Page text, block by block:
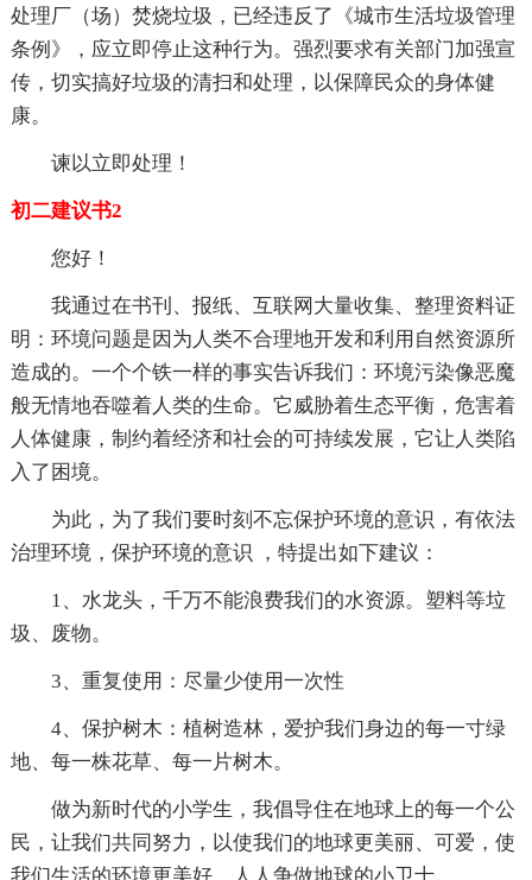
处理厂（场）焚烧垃圾，已经违反了《城市生活垃圾管理
条例》，应立即停止这种行为。强烈要求有关部门加强宣
传，切实搞好垃圾的清扫和处理，以保障民众的身体健
康。
谏以立即处理！
初二建议书2
您好！
我通过在书刊、报纸、互联网大量收集、整理资料证
明：环境问题是因为人类不合理地开发和利用自然资源所
造成的。一个个铁一样的事实告诉我们：环境污染像恶魔
般无情地吞噬着人类的生命。它威胁着生态平衡，危害着
人体健康，制约着经济和社会的可持续发展，它让人类陷
入了困境。
为此，为了我们要时刻不忘保护环境的意识，有依法
治理环境，保护环境的意识 ，特提出如下建议：
1、水龙头，千万不能浪费我们的水资源。塑料等垃
圾、废物。
3、重复使用：尽量少使用一次性
4、保护树木：植树造林，爱护我们身边的每一寸绿
地、每一株花草、每一片树木。
做为新时代的小学生，我倡导住在地球上的每一个公
民，让我们共同努力，以使我们的地球更美丽、可爱，使